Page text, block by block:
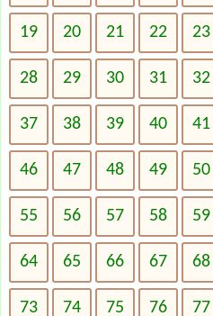
19 20 21 22 23
28 29 30 31 32
37 38 39 40 41
46 47 48 49 50
55 56 57 58 59
64 65 66 67 68
73 74 75 76 77